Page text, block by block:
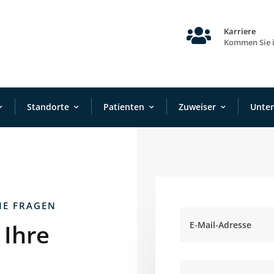

Karriere
Kommen Sie
Standorte Patienten Zuweiser
FRAGEN